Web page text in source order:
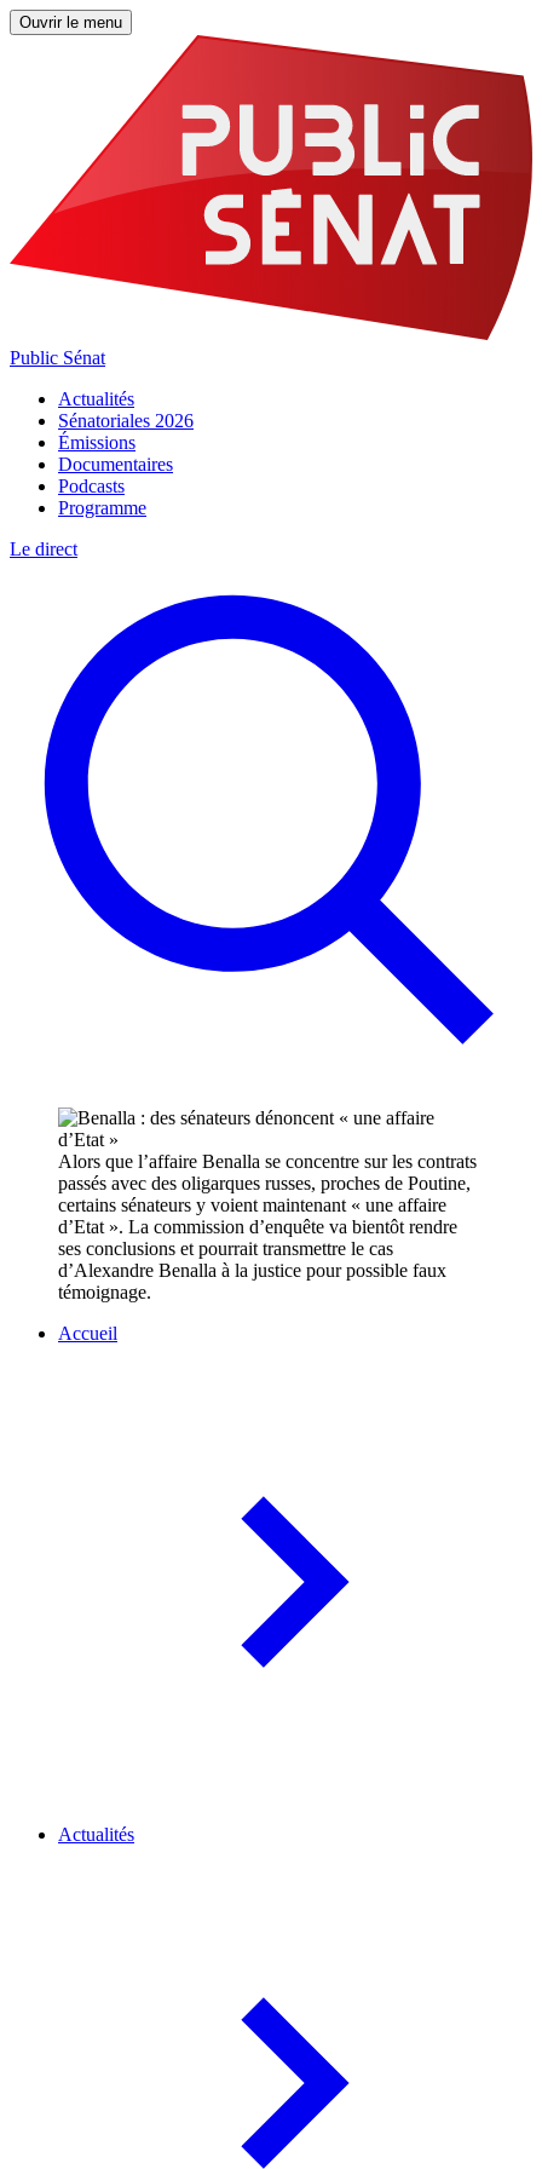
Ouvrir le menu
Public Sénat
Actualités
Sénatoriales 2026
Émissions
Documentaires
Podcasts
Programme
Le direct
Alors que l’affaire Benalla se concentre sur les contrats
passés avec des oligarques russes, proches de Poutine,
certains sénateurs y voient maintenant « une affaire
d’Etat ». La commission d’enquête va bientôt rendre
ses conclusions et pourrait transmettre le cas
d’Alexandre Benalla à la justice pour possible faux
témoignage.
Accueil
Actualités